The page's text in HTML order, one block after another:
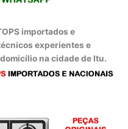
importados e
experientes e
na cidade de Itu.